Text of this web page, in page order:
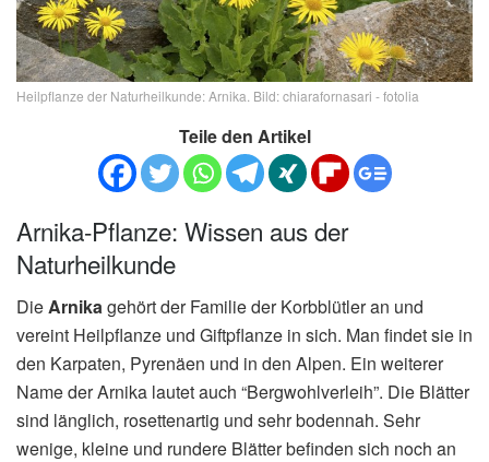
Heilpflanze der Naturheilkunde: Arnika. Bild: chiarafornasari - fotolia
Teile den Artikel
Arnika-Pflanze: Wissen aus der
Naturheilkunde
DieArnikagehört der Familie der Korbblütler an und
vereint Heilpflanze und Giftpflanze in sich. Man findet sie in
den Karpaten, Pyrenäen und in den Alpen. Ein weiterer
Name der Arnika lautet auch “Bergwohlverleih”. Die Blätter
sind länglich, rosettenartig und sehr bodennah. Sehr
wenige, kleine und rundere Blätter befinden sich noch an